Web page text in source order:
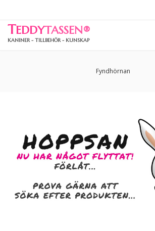
TEDDYTASSEN®
KANINER - TILLBEHÖR - KUNSKAP
Fyndhörnan